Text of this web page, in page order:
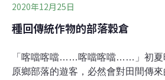
2020年12月25日
種回傳統作物的部落穀倉
「喀噹喀噹……喀噹喀噹……」初夏
原鄉部落的遊客，必然會對田間傳